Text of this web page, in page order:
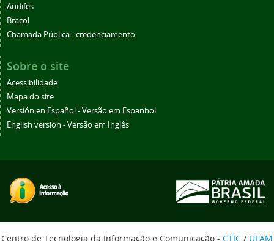
Andifes
Bracol
Chamada Pública - credenciamento
Sobre o site
Acessibilidade
Mapa do site
Versión en Español - Versão em Espanhol
English version - Versão em Inglês
Centro de Tecnologia da Informação e Comunicação - CTIC / UFAM